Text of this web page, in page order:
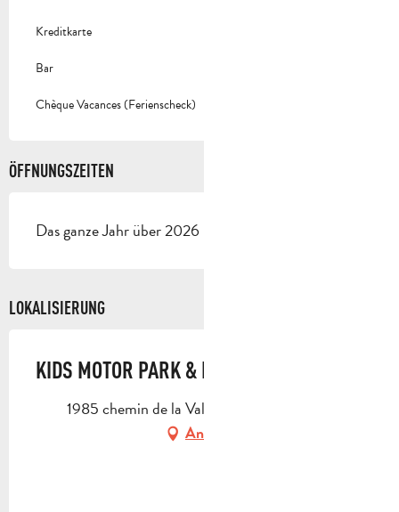
Kreditkarte
Bar
Chèque Vacances (Ferienscheck)
ÖFFNUNGSZEITEN
Das ganze Jahr über 2026 - Geöffnet jeden tag
LOKALISIERUNG
KIDS MOTOR PARK & NINJA RUN
1985 chemin de la Vallée, 13400 Aubagne
Anfahrt